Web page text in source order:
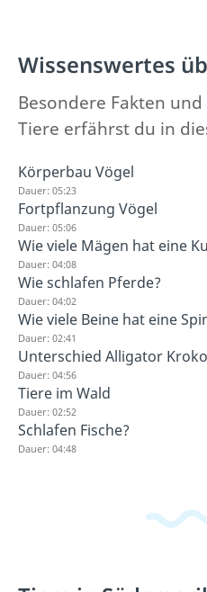
Wissenswertes
Besondere Fakten
Tiere erfährst du in
Körperbau Vögel
Dauer: 05:23
Fortpflanzung Vögel
Dauer: 05:06
Wie viele Mägen hat eine
Dauer: 04:08
Wie schlafen Pferde?
Dauer: 04:02
Wie viele Beine hat eine
Dauer: 02:41
Unterschied Alligator
Dauer: 04:56
Tiere im Wald
Dauer: 02:52
Schlafen Fische?
Dauer: 04:48